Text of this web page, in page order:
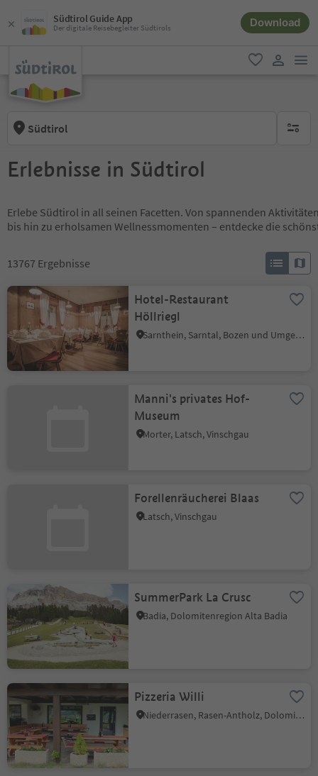
Südtirol Guide App
Der digitale Reisebegleiter Südtirols Download
favorit
Südtirol keine
Erlebnisse in Südtirol
Erlebe Südtirol in all seinen Facetten. Von spannenden
bis hin zu erholsamen Wellnessmomenten – entdecke die
13767 Ergebnisse
Hotel-Restaurant
Höllriegl
Sarnthein, Sarntal, Bozen und Umgebung
Manni's privates Hof-
Museum
Morter, Latsch, Vinschgau
Forellenräucherei Blaas
Latsch, Vinschgau
SummerPark La Crusc
Badia, Dolomitenregion Alta Badia
Pizzeria Willi
Niederrasen, Rasen-Antholz, Dolomitenregion Kronplatz